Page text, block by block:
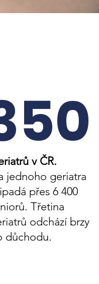
v ČR.
jednoho geriatra
přes 6 400
Třetina
odchází brzy
důchodu.